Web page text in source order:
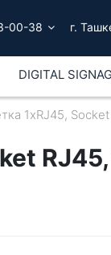
00-38 г.
DIGITAL
1хRJ45,